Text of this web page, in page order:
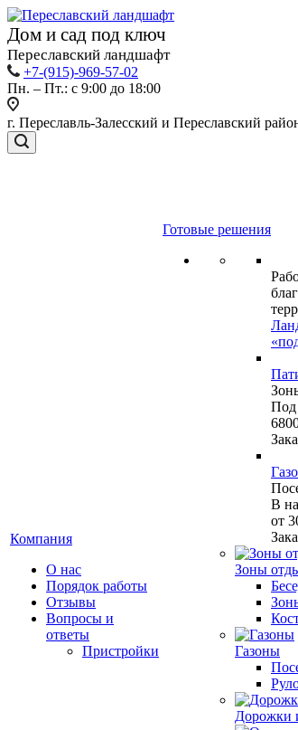
Дом и сад под ключ
Переславский ландшафт
+7-(915)-969-57-02
Пн. – Пт.: с 9:00 до 18:00
г. Переславль-Залесский и Переславский
Компания
О нас
Порядок работы
Отзывы
Вопросы и
ответы
Пристройки
Готовые решения
Под
В
от
Зоны
Газоны
Дорожки